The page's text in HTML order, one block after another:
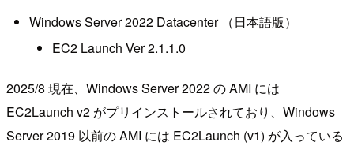
Windows Server 2022 Datacenter （日本語版）
EC2 Launch Ver 2.1.1.0
2025/8 現在、Windows Server 2022 の AMI には
EC2Launch v2 がプリインストールされており、Windows
Server 2019 以前の AMI には EC2Launch (v1) が入っている